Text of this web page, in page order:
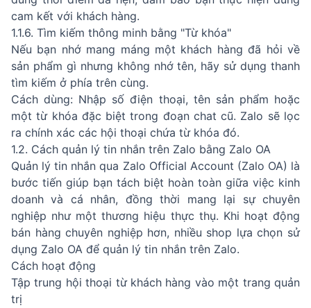
cam kết với khách hàng.
1.1.6. Tìm kiếm thông minh bằng "Từ khóa"
Nếu bạn nhớ mang máng một khách hàng đã hỏi về
sản phẩm gì nhưng không nhớ tên, hãy sử dụng thanh
tìm kiếm ở phía trên cùng.
Cách dùng: Nhập số điện thoại, tên sản phẩm hoặc
một từ khóa đặc biệt trong đoạn chat cũ. Zalo sẽ lọc
ra chính xác các hội thoại chứa từ khóa đó.
1.2. Cách quản lý tin nhắn trên Zalo bằng Zalo OA
Quản lý tin nhắn qua Zalo Official Account (Zalo OA) là
bước tiến giúp bạn tách biệt hoàn toàn giữa việc kinh
doanh và cá nhân, đồng thời mang lại sự chuyên
nghiệp như một thương hiệu thực thụ. Khi hoạt động
bán hàng chuyên nghiệp hơn, nhiều shop lựa chọn sử
dụng Zalo OA để quản lý tin nhắn trên Zalo.
Cách hoạt động
Tập trung hội thoại từ khách hàng vào một trang quản
trị